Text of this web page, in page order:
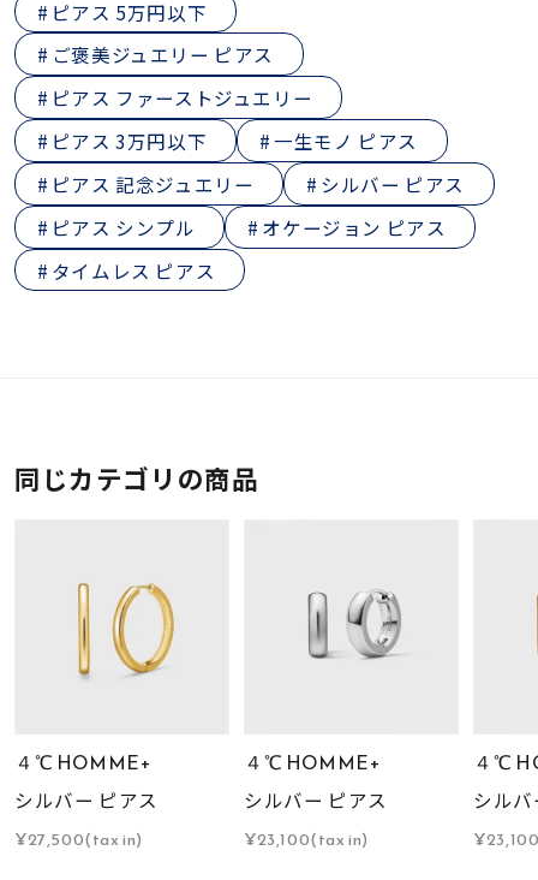
ピアス 5万円以下
ご褒美ジュエリー ピアス
ピアス ファーストジュエリー
ピアス 3万円以下
一生モノ ピアス
ピアス 記念ジュエリー
シルバー ピアス
ピアス シンプル
オケージョン ピアス
タイムレス ピアス
同じカテゴリの商品
４℃ HOMME+
シルバー ピアス
¥27,500(tax in)
４℃ HOMME+
シルバー ピアス
¥23,100(tax in)
４℃
シル